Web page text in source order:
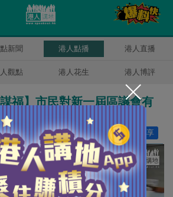
新聞 港人點播 港人直播
觀點 港人花生 港人博評
謀福】市民對新一屆區議會有
選者首要有何工作？
分享
讚好 1